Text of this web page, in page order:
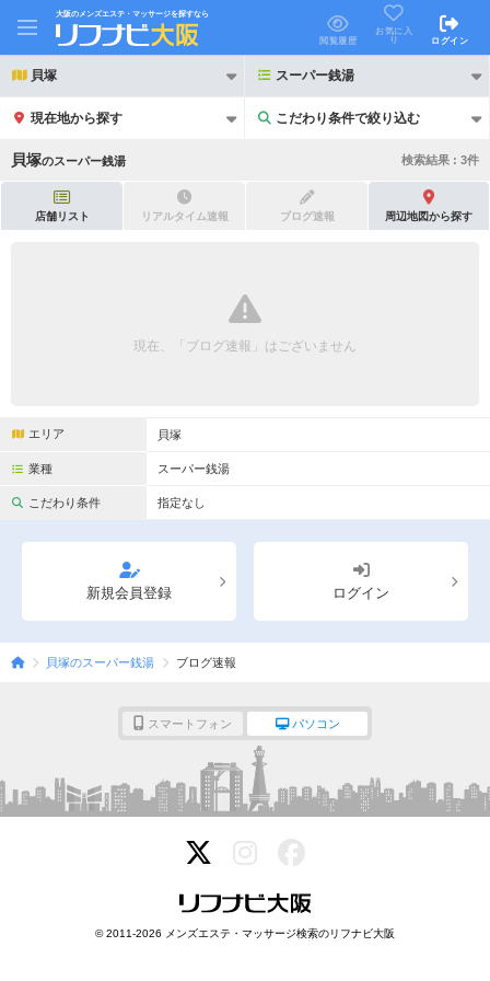
大阪のメンズエステ・マッサージを探すなら
閲覧履歴
お気に入
り
ログイン
貝塚 スーパー銭湯
現在地から探す こだわり条件で絞り込む
こだわり条件で絞り込む
完全個室
ペアルームあり シャワー室完備
フットバスあり
専用駐車場あり 有資格者在籍
日本人スタッフのみ
Ｗセラピスト
こだわり条件を変更
貝塚のスーパー銭湯 検索結果 : 3件
店舗リスト リアルタイム速報 ブログ速報 周辺地図から探す
現在、「ブログ速報」はございません
エリア 貝塚
業種 スーパー銭湯
こだわり条件 指定なし
新規会員登録 ログイン
貝塚のスーパー銭湯 ブログ速報
スマートフォン パソコン
© 2011-2026 メンズエステ・マッサージ検索のリフナビ大阪